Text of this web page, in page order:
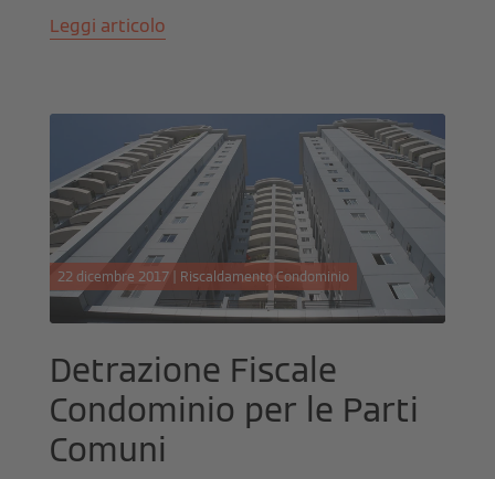
Leggi articolo
22 dicembre 2017 | Riscaldamento Condominio
Detrazione Fiscale
Condominio per le Parti
Comuni